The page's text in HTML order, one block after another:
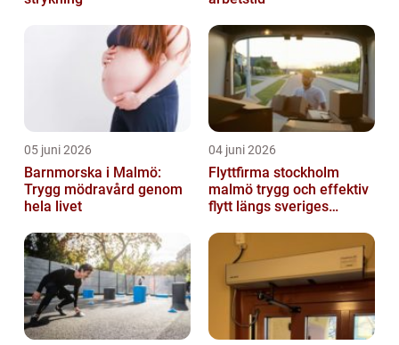
05 juni 2026
Barnmorska i Malmö:
Trygg mödravård genom
hela livet
04 juni 2026
Flyttfirma stockholm
malmö trygg och effektiv
flytt längs sveriges